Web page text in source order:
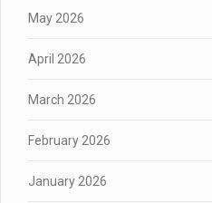
May 2026
April 2026
March 2026
February 2026
January 2026